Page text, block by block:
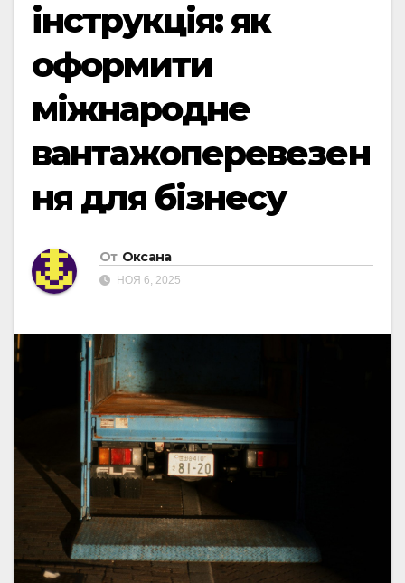
інструкція: як
оформити
міжнародне
вантажоперевезен
ня для бізнесу
От Оксана
НОЯ 6, 2025